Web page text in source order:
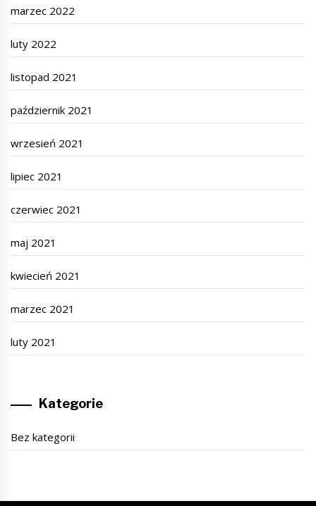
marzec 2022
luty 2022
listopad 2021
październik 2021
wrzesień 2021
lipiec 2021
czerwiec 2021
maj 2021
kwiecień 2021
marzec 2021
luty 2021
Kategorie
Bez kategorii